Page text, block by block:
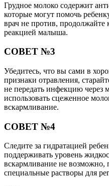
Грудное молоко содержит
которые могут помочь
врач не против, продолжайте
реакцией малыша.
СОВЕТ №3
Убедитесь, что вы сами в
признаки отравления,
не передать инфекцию через
использовать сцеженное
вскармливание.
СОВЕТ №4
Следите за гидратацией
поддерживать уровень
вскармливание не возможно,
специальные растворы для